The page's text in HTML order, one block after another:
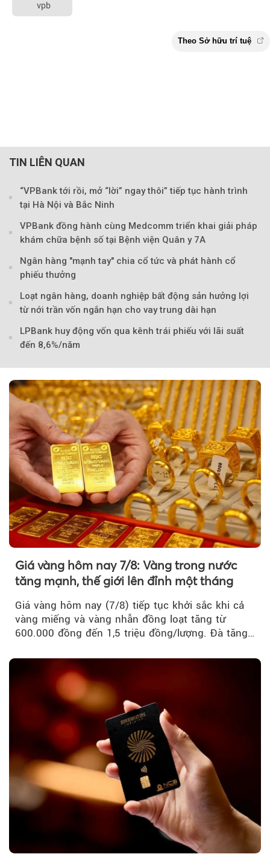
vpb
Theo Sở hữu trí
TIN LIÊN QUAN
“VPBank tới rồi, mở “lời” ngay thôi” tiếp tục hành trình
tại Hà Nội và Bắc Ninh
VPBank đồng hành cùng Medcomm triển khai giải pháp
khám chữa bệnh số tại Bệnh viện Quân y 7A
Ngân hàng "mạnh tay" chia cổ tức và phát hành cổ
phiếu thưởng
Loạt ngân hàng, doanh nghiệp bất động sản hưởng lợi
từ nới trần vốn ngắn hạn cho vay trung dài hạn
LPBank huy động vốn qua kênh trái phiếu với lãi suất
đến 8,6%/năm
Giá vàng hôm nay 7/8: Vàng trong nước
tăng mạnh, thế giới lên đỉnh một tháng
Giá vàng hôm nay (7/8) tiếp tục khởi sắc khi cả
vàng miếng và vàng nhẫn đồng loạt tăng từ
600.000 đồng đến 1,5 triệu đồng/lượng. Đà tăng
vàng thế giới bứt phá lên mức cao nhất trong
một tháng.